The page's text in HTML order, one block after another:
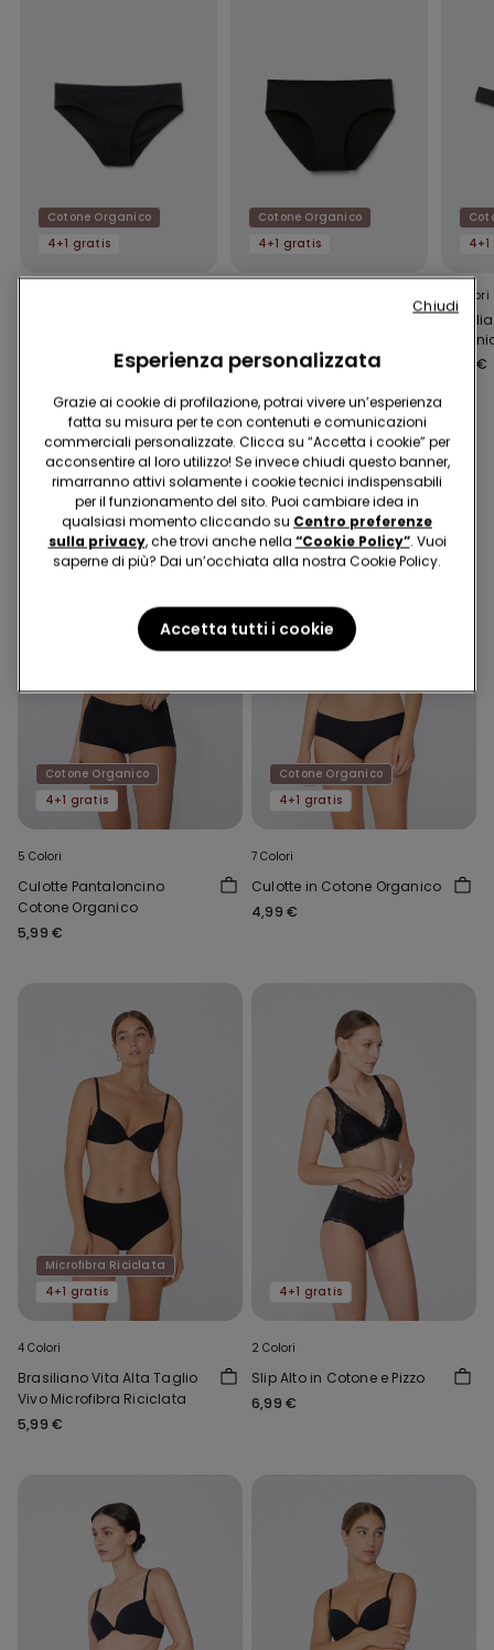
Cotone Organico
4+1 gratis
Cotone Organico
4+1 gratis
4,99 €
12 Colori
4,99 €
Potrebbe piacerti anche
Cotone Organico
4+1 gratis
5 Colori
Culotte Pantaloncino
Cotone Organico
5,99 €
Cotone Organico
4+1 gratis
7 Colori
Culotte in Cotone Organico
4,99 €
Microfibra Riciclata
4+1 gratis
4 Colori
Brasiliano Vita Alta Taglio
Vivo Microfibra Riciclata
5,99 €
4+1 gratis
2 Colori
Slip Alto in Cotone e Pizzo
6,99 €
Esperienza personalizzata
Grazie ai cookie di profilazione, potrai vivere un’esperienza
fatta su misura per te con contenuti e comunicazioni
commerciali personalizzate. Clicca su “Accetta i cookie” per
acconsentire al loro utilizzo! Se invece chiudi questo banner,
rimarranno attivi solamente i cookie tecnici indispensabili
per il funzionamento del sito. Puoi cambiare idea in
qualsiasi momento cliccando su Centro preferenze
sulla privacy, che trovi anche nella “Cookie Policy”. Vuoi
saperne di più? Dai un’occhiata alla nostra Cookie Policy.
Accetta tutti i cookie
Chiudi